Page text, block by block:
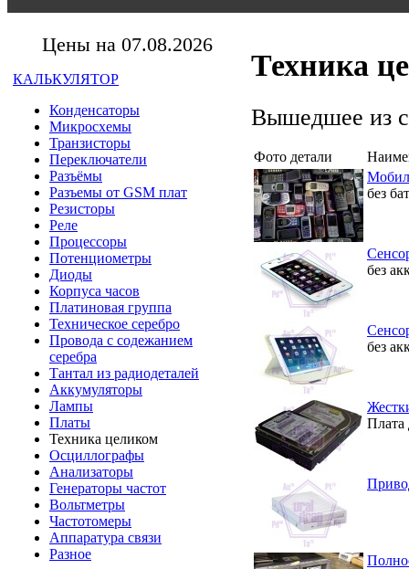
Цены на 07.08.2026
КАЛЬКУЛЯТОР
Конденсаторы
Микросхемы
Транзисторы
Переключатели
Разъёмы
Разъемы от GSM плат
Резисторы
Реле
Процессоры
Потенциометры
Диоды
Корпуса часов
Платиновая группа
Техническое серебро
Провода с содежанием
серебра
Тантал из радиодеталей
Аккумуляторы
Лампы
Платы
Техника целиком
Осциллографы
Анализаторы
Генераторы частот
Вольтметры
Частотомеры
Аппаратура связи
Разное
Техника
Вышедшее из
Фото детали
без
без
без
Плата